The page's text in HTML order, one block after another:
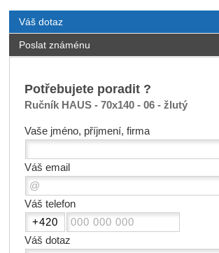
Váš dotaz
Poslat známénu
Potřebujete poradit ?
Ručník HAUS - 70x140 - 06 - žlutý
Vaše jméno, příjmení, firma
Váš email
Váš telefon
Váš dotaz